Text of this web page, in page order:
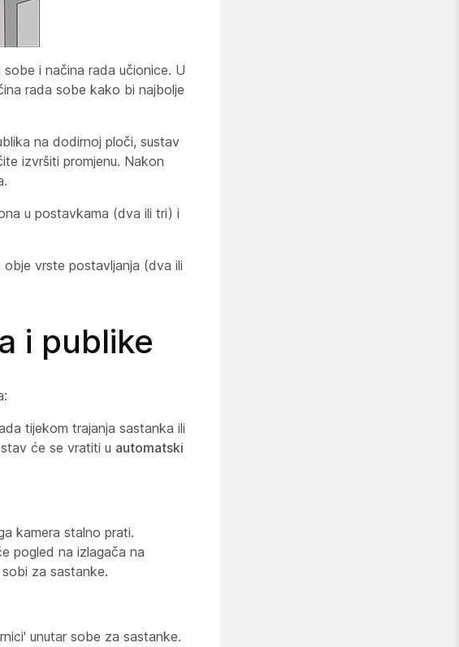
i načina rada učionice. U
rada sobe kako bi najbolje
na dodirnoj ploči, sustav
izvršiti promjenu. Nakon
u postavkama (dva ili tri) i
vrste postavljanja (dva ili
i publike
tijekom trajanja sastanka ili
će se vratiti u automatski
kamera stalno prati.
pogled na izlagača na
za sastanke.
unutar sobe za sastanke.